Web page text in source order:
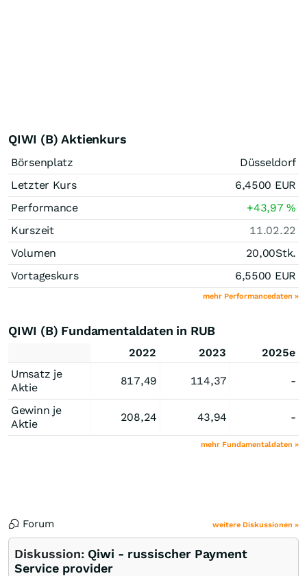
QIWI (B) Aktienkurs
Börsenplatz
Düsseldorf
Letzter Kurs
6,4500 EUR
Performance
+43,97%
Kurszeit
11.02.22
Volumen
20,00Stk.
Vortageskurs
6,5500 EUR
mehr Performancedaten »
QIWI (B) Fundamentaldaten in RUB
2022 2023
2025e
Umsatz je
Aktie
817,49 114,37 -
Gewinn je
Aktie
208,24 43,94 -
mehr Fundamentaldaten »
Forum weitere Diskussionen »
Diskussion: Qiwi - russischer Payment
Service provider